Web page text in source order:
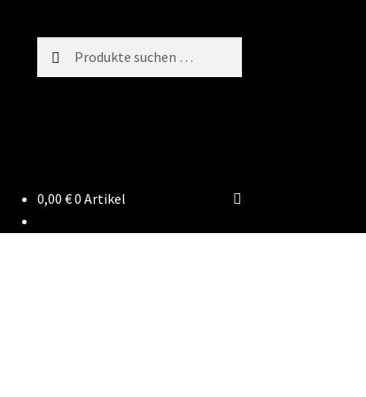
nach:
0,00 €0 Artikel